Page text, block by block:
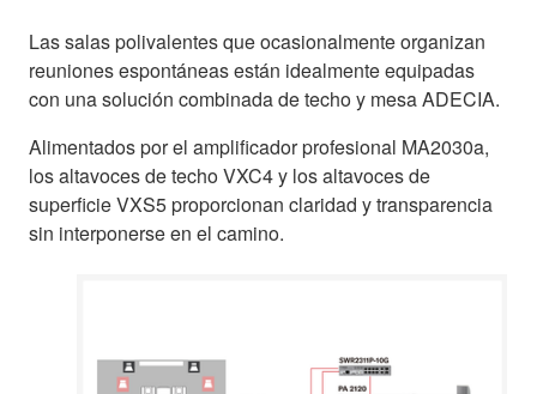
Las salas polivalentes que ocasionalmente organizan
reuniones espontáneas están idealmente equipadas
con una solución combinada de techo y mesa ADECIA.
Alimentados por el amplificador profesional MA2030a,
los altavoces de techo VXC4 y los altavoces de
superficie VXS5 proporcionan claridad y transparencia
sin interponerse en el camino.